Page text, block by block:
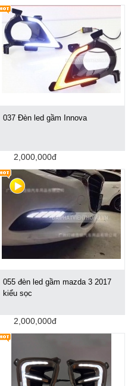
037 Đèn led gầm Innova
2,000,000đ
055 đèn led gầm mazda 3 2017
kiểu sọc
2,000,000đ